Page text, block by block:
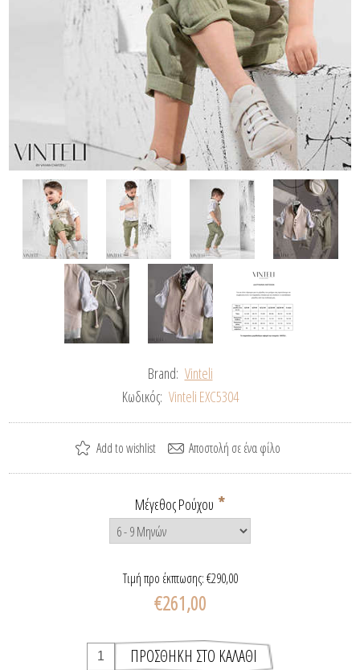
Brand: Vinteli
Κωδικός: Vinteli EXC5304
Μέγεθος Ρούχου *
Τιμή προ έκπτωσης:€290,00
€261,00